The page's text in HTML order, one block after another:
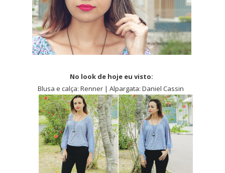
No look de hoje eu visto:
Blusa e calça: Renner | Alpargata: Daniel Cassin